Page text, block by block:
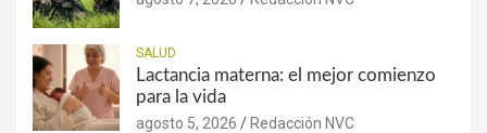
SALUD
Lactancia materna: el mejor comienzo
para la vida
agosto 5, 2026 Redacción NVC